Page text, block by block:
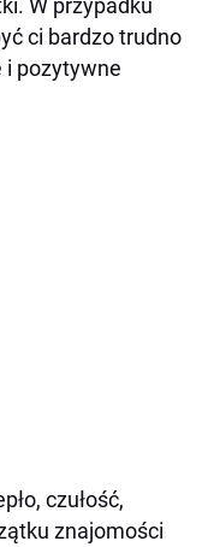
W przypadku
ci bardzo trudno
i pozytywne
czułość,
znajomości